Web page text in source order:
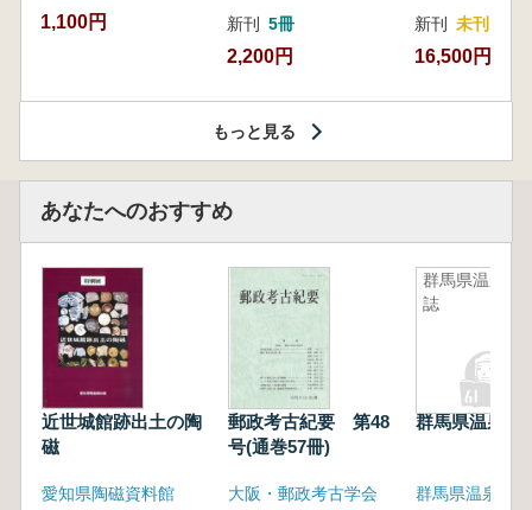
1,100円 新刊 5冊
2,200円
新刊 未刊
16,500円
もっと見る
あなたへのおすすめ
近世城館跡出土の陶
磁
愛知県陶磁資料館
郵政考古紀要 第48
号(通巻57冊)
大阪・郵政考古学会
群馬県温泉
誌
群馬県温泉誌
群馬県温泉協会